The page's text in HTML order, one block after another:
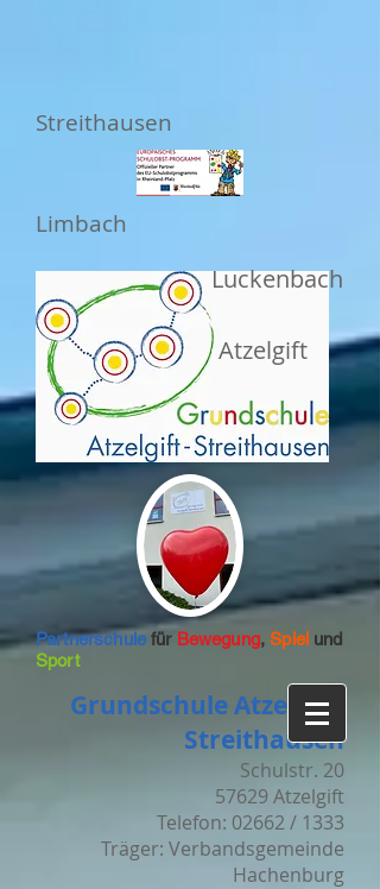
Streithausen
Limbach
Luckenbach
Atzelgift
Partnerschulefür Bewegung,Spiel und
Sport
Grundschule Atzelgift-
Streithausen
Schulstr. 20
57629 Atzelgift
Telefon: 02662 / 1333
Träger: Verbandsgemeinde
Hachenburg